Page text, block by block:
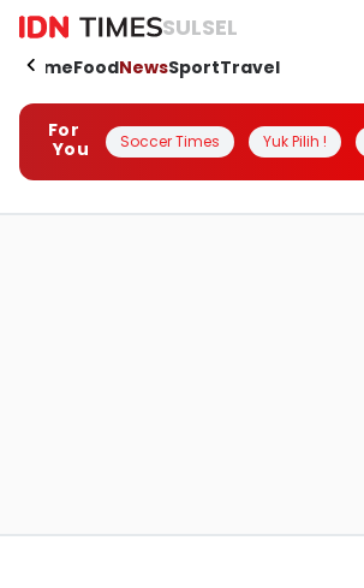
SULSEL
HomeFoodNewsSportTravel
For
You
Soccer Times Yuk Pilih !